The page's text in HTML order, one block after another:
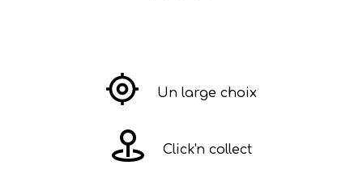
Un large choix
Click'n collect